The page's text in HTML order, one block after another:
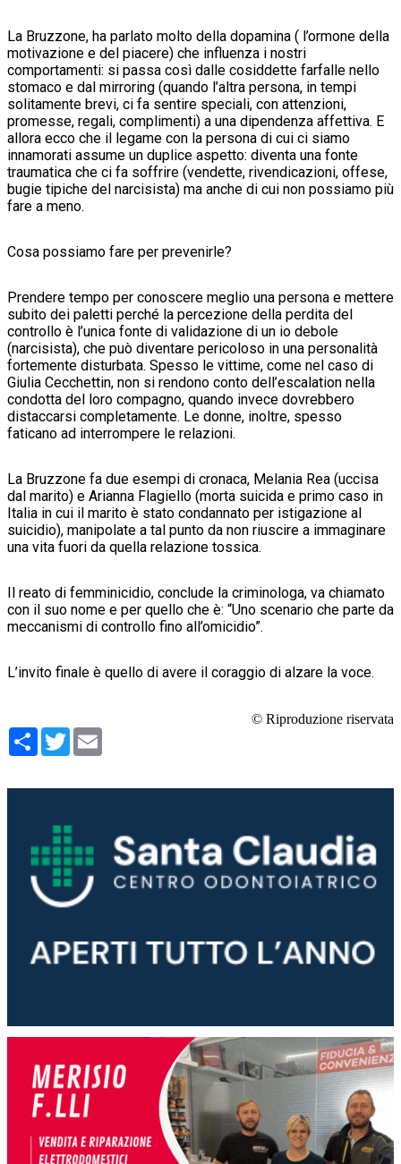
La Bruzzone, ha parlato molto della dopamina ( l’ormone della
motivazione e del piacere) che influenza i nostri
comportamenti: si passa così dalle cosiddette farfalle nello
stomaco e dal mirroring (quando l’altra persona, in tempi
solitamente brevi, ci fa sentire speciali, con attenzioni,
promesse, regali, complimenti) a una dipendenza affettiva. E
allora ecco che il legame con la persona di cui ci siamo
innamorati assume un duplice aspetto: diventa una fonte
traumatica che ci fa soffrire (vendette, rivendicazioni, offese,
bugie tipiche del narcisista) ma anche di cui non possiamo più
fare a meno.
Cosa possiamo fare per prevenirle?
Prendere tempo per conoscere meglio una persona e mettere
subito dei paletti perché la percezione della perdita del
controllo è l’unica fonte di validazione di un io debole
(narcisista), che può diventare pericoloso in una personalità
fortemente disturbata. Spesso le vittime, come nel caso di
Giulia Cecchettin, non si rendono conto dell’escalation nella
condotta del loro compagno, quando invece dovrebbero
distaccarsi completamente. Le donne, inoltre, spesso
faticano ad interrompere le relazioni.
La Bruzzone fa due esempi di cronaca, Melania Rea (uccisa
dal marito) e Arianna Flagiello (morta suicida e primo caso in
Italia in cui il marito è stato condannato per istigazione al
suicidio), manipolate a tal punto da non riuscire a immaginare
una vita fuori da quella relazione tossica.
Il reato di femminicidio, conclude la criminologa, va chiamato
con il suo nome e per quello che è: “Uno scenario che parte da
meccanismi di controllo fino all’omicidio”.
L’invito finale è quello di avere il coraggio di alzare la voce.
© Riproduzione riservata
Condividi
Twitter